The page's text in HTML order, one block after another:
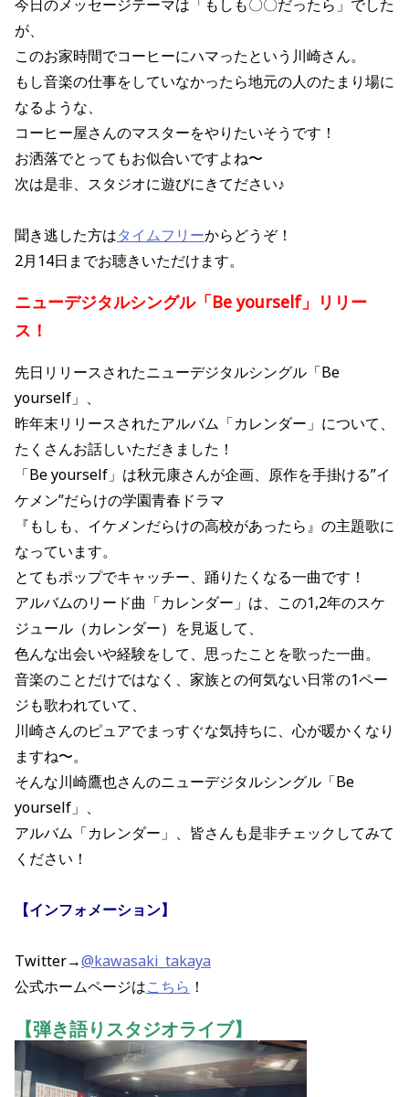
今日のメッセージテーマは「もしも〇〇だったら」でした
が、
このお家時間でコーヒーにハマったという川崎さん。
もし音楽の仕事をしていなかったら地元の人のたまり場に
なるような、
コーヒー屋さんのマスターをやりたいそうです！
お洒落でとってもお似合いですよね〜
次は是非、スタジオに遊びにきてださい♪
聞き逃した方はタイムフリーからどうぞ！
2月14日までお聴きいただけます。
ニューデジタルシングル「Be yourself」リリー
ス！
先日リリースされたニューデジタルシングル「Be
yourself」、
昨年末リリースされたアルバム「カレンダー」について、
たくさんお話しいただきました！
「Be yourself」は秋元康さんが企画、原作を手掛ける”イ
ケメン”だらけの学園青春ドラマ
『もしも、イケメンだらけの高校があったら』の主題歌に
なっています。
とてもポップでキャッチー、踊りたくなる一曲です！
アルバムのリード曲「カレンダー」は、この1,2年のスケ
ジュール（カレンダー）を見返して、
色んな出会いや経験をして、思ったことを歌った一曲。
音楽のことだけではなく、家族との何気ない日常の1ペー
ジも歌われていて、
川崎さんのピュアでまっすぐな気持ちに、心が暖かくなり
ますね〜。
そんな川崎鷹也さんのニューデジタルシングル「Be
yourself」、
アルバム「カレンダー」、皆さんも是非チェックしてみて
ください！
【インフォメーション】
Twitter→@kawasaki_takaya
公式ホームページはこちら ！
【弾き語りスタジオライブ】